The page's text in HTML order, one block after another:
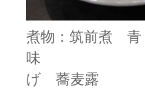
煮物：筑前煮 青
味
げ 蕎麦露